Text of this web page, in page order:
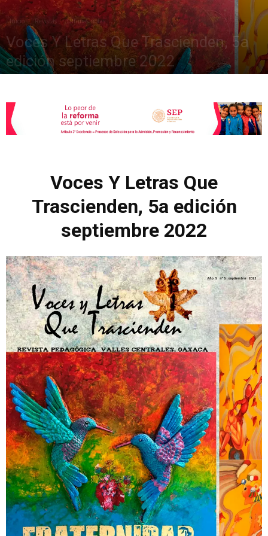
la
XXII
Inicio Revistas Últimas notas
Voces Y Letras Que Trascienden, 5a
edición septiembre 2022
Voces Y Letras Que
Trascienden, 5a edición
septiembre 2022